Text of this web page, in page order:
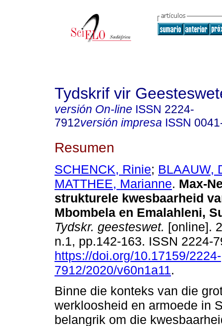
Tydskrif vir
versión On-line ISSN 2224-
7912versión impresa ISSN
Resumen
SCHENCK, Rinie; BLAAUW,
MATTHEE, Marianne. Max-
strukturele kwesbaarheid
Mbombela en Emalahleni,
Tydskr. geesteswet. [online].
n.1, pp.142-163. ISSN 2224-
https://doi.org/10.17159/2224-
7912/2020/v60n1a11.
Binne die konteks van die
werkloosheid en armoede in
belangrik om die